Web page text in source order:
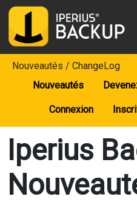
Nouveautés / ChangeLog
Nouveautés
Connexion
Iperius